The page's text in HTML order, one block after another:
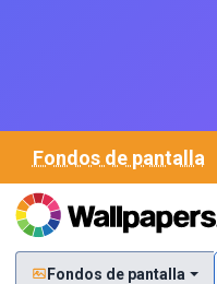
Fondos de pantalla
Fondos de pantalla